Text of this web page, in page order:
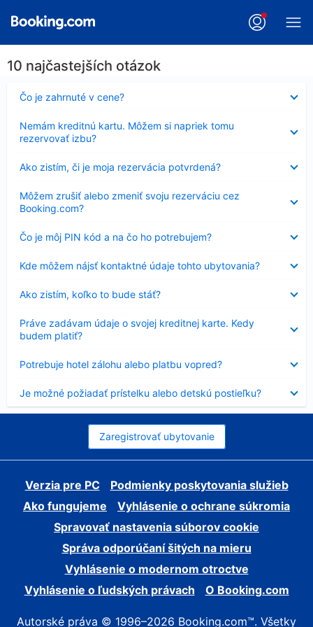
10 najčastejších otázok
Čo je zahrnuté v cene?
Nezobrazuje
sa
Nemám kreditnú kartu. Môžem si napriek tomu
rezervovať izbu?
sa
Ako zistím, či je moja rezervácia potvrdená?
sa
Môžem zrušiť alebo zmeniť svoju rezerváciu cez
Booking.com?
sa
Čo je môj PIN kód a na čo ho potrebujem?
Nezobrazuje
sa
Kde môžem nájsť kontaktné údaje tohto ubytovania?
sa
Ako zistím, koľko to bude stáť?
sa
Práve zadávam údaje o svojej kreditnej karte. Kedy
budem platiť?
sa
Potrebuje hotel zálohu alebo platbu vopred?
sa
Je možné požiadať prístelku alebo detskú postieľku?
sa
Zaregistrovať ubytovanie
Verzia pre PC
Podmienky poskytovania služieb
Ako fungujeme
Vyhlásenie o ochrane súkromia
Spravovať nastavenia súborov cookie
Správa odporúčaní šitých na mieru
Vyhlásenie o modernom otroctve
Vyhlásenie o ľudských právach
O Booking.com
Autorské práva © 1996–2026 Booking.com™. Všetky